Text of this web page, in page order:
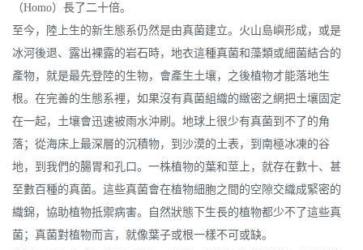
（Homo）長了二十倍。
至今，陸上生的新生態系仍然是由真菌建立。火山島嶼形成，或是
冰河後退、露出裸露的岩石時，地衣這種真菌和藻類或細菌結合的
產物，就是最先登陸的生物，會產生土壤，之後植物才能落地生
根。在完善的生態系裡，如果沒有真菌組織的緻密之網把土壤固定
在一起，土壤會迅速被雨水沖刷。地球上很少有真菌到不了的角
落；從海床上最深層的沉積物，到沙漠的土表，到南極冰凍的谷
地，到我們的腸胃和孔口。一株植物的葉和莖上，就存在數十、甚
至數百種的真菌。這些真菌會在植物細胞之間的空隙交織成緊密的
織錦，協助植物抵禦病害。自然狀態下生長的植物都少不了這些真
菌；真菌對植物而言，就像葉子或根一樣不可或缺。